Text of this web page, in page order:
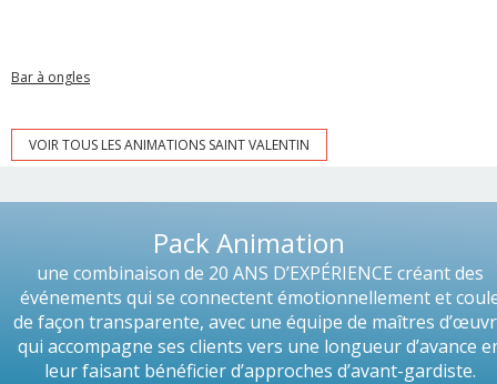
Bar à ongles
VOIR TOUS LES ANIMATIONS SAINT VALENTIN
Pack Animation
une combinaison de 20 ANS D’EXPÉRIENCE créant des
événements qui se connectent émotionnellement et
de façon transparente, avec une équipe de maîtres
qui accompagne ses clients vers une longueur d’avance
leur faisant bénéficier d’approches d’avant-gardiste.